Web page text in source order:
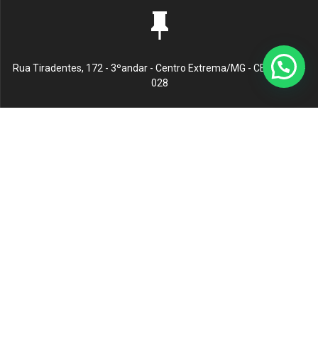
Rua Tiradentes, 172 - 3ºandar - Centro Extrema/MG - CEP 37640-
028